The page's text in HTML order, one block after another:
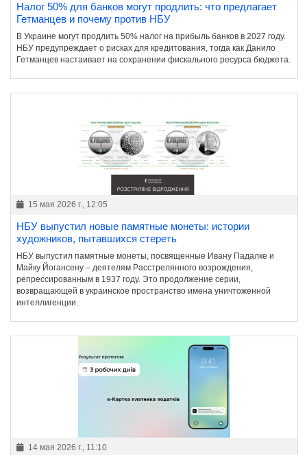
Налог 50% для банков могут продлить: что предлагает
Гетманцев и почему против НБУ
В Украине могут продлить 50% налог на прибыль банков в 2027 году.
НБУ предупреждает о рисках для кредитования, тогда как Данило
Гетманцев настаивает на сохранении фискального ресурса бюджета.
15 мая 2026 г., 12:05
НБУ выпустил новые памятные монеты: истории
художников, пытавшихся стереть
НБУ выпустил памятные монеты, посвященные Ивану Падалке и
Майку Йогансену – деятелям Расстрелянного возрождения,
репрессированным в 1937 году. Это продолжение серии,
возвращающей в украинское пространство имена уничтоженной
интеллигенции.
14 мая 2026 г., 11:10